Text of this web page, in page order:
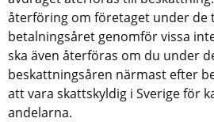
återföring om företaget under de
betalningsåret genomför vissa
ska även återföras om du under
beskattningsåren närmast efter
att vara skattskyldig i Sverige för
andelarna.